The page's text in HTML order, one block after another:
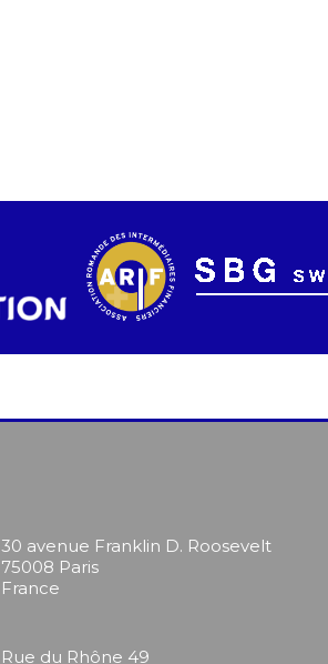
30 avenue Franklin D. Roosevelt
75008 Paris
France
Rue du Rhône 49